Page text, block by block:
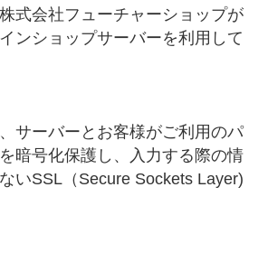
式会社フューチャーショップが
ンショップサーバーを利用して
サーバーとお客様がご利用のパ
暗号化保護し、入力する際の情
いSSL（Secure Sockets Layer)